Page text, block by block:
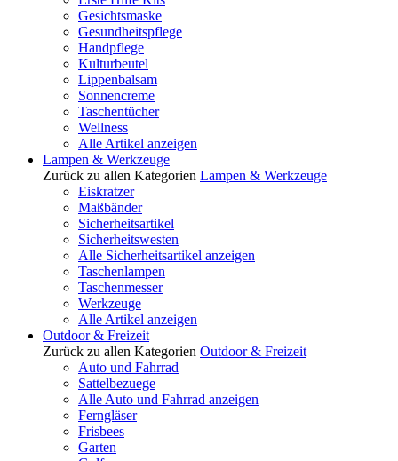
Gesichtsmaske
Gesundheitspflege
Handpflege
Kulturbeutel
Lippenbalsam
Sonnencreme
Taschentücher
Wellness
Alle Artikel anzeigen
Lampen & Werkzeuge
Zurück zu allen Kategorien Lampen & Werkzeuge
Eiskratzer
Maßbänder
Sicherheitsartikel
Sicherheitswesten
Alle Sicherheitsartikel anzeigen
Taschenlampen
Taschenmesser
Werkzeuge
Alle Artikel anzeigen
Outdoor & Freizeit
Zurück zu allen Kategorien Outdoor & Freizeit
Auto und Fahrrad
Sattelbezuege
Alle Auto und Fahrrad anzeigen
Ferngläser
Frisbees
Garten